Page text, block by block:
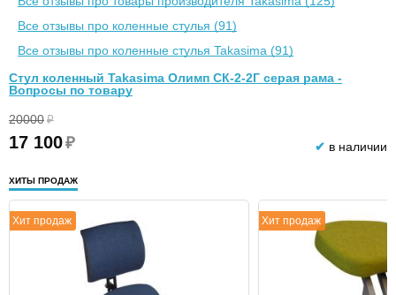
Все отзывы про коленные стулья (91)
Все отзывы про коленные стулья Takasima (91)
Стул коленный Takasima Олимп СК-2-2Г серая рама -
Вопросы по товару
20000 ₽
17 100₽ ✔ в наличии
ХИТЫ ПРОДАЖ
Хит продаж Хит продаж